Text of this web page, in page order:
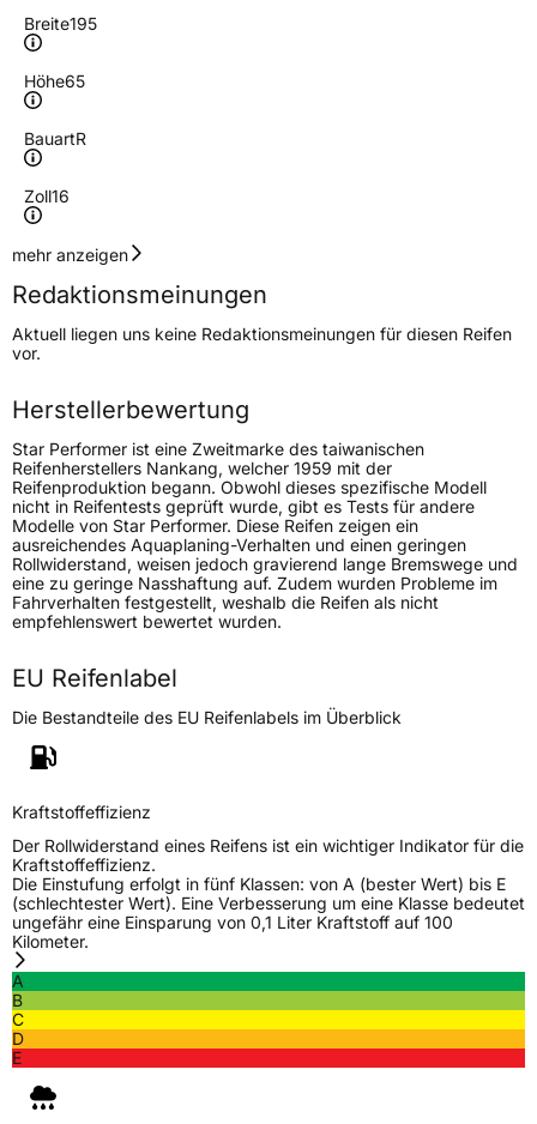
Breite195
Höhe65
BauartR
Zoll16
Geschwindigkeitsindex
Höchstgeschwindigkeit
170 km/h
Lastindex104/102
Höchstlast900/850 kg
Generelle Merkmale
FahrzeugtypTransporter
VerwendungGanzjahresreifen
ModellnameSolar Van 4S
FahrzeugartTransporter
Schlauchtyp
ZustandNeureifen
M+SJa
C-ReifenJa
EU Label
mehr anzeigen
Redaktionsmeinungen
Aktuell liegen uns keine Redaktionsmeinungen für diesen Reifen
vor.
Herstellerbewertung
Star Performer ist eine Zweitmarke des taiwanischen
Reifenherstellers Nankang, welcher 1959 mit der
Reifenproduktion begann. Obwohl dieses spezifische Modell
nicht in Reifentests geprüft wurde, gibt es Tests für andere
Modelle von Star Performer. Diese Reifen zeigen ein
ausreichendes Aquaplaning-Verhalten und einen geringen
Rollwiderstand, weisen jedoch gravierend lange Bremswege und
eine zu geringe Nasshaftung auf. Zudem wurden Probleme im
Fahrverhalten festgestellt, weshalb die Reifen als nicht
empfehlenswert bewertet wurden.
EU Reifenlabel
Die Bestandteile des EU Reifenlabels im Überblick
Kraftstoffeffizienz
Der Rollwiderstand eines Reifens ist ein wichtiger Indikator für die
Kraftstoffeffizienz.
Die Einstufung erfolgt in fünf Klassen: von A (bester Wert) bis E
(schlechtester Wert). Eine Verbesserung um eine Klasse bedeutet
ungefähr eine Einsparung von 0,1 Liter Kraftstoff auf 100
Kilometer.
A
B
C
D
E